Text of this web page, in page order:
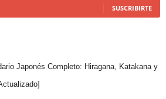
SUSCRIBIRTE
Japonés Completo: Hiragana, Katakana y